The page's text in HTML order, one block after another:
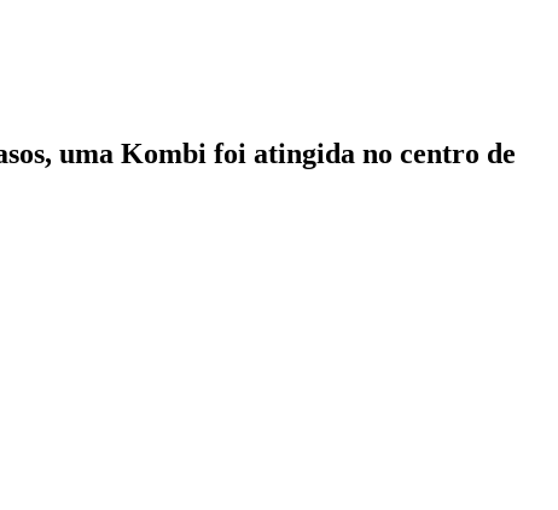
uma Kombi foi atingida no centro de